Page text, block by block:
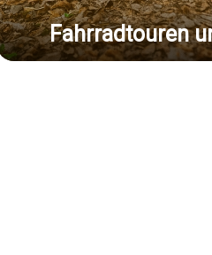
Fahrradtouren